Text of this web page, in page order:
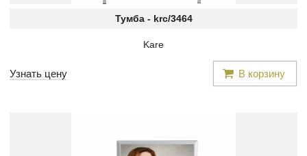
Тумба - krc/3464
Kare
Узнать цену В корзину